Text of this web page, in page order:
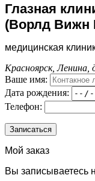
Глазная
(Ворлд Вижн
медицинская
Красноярск, Ленина,
Ваше имя:
Дата рождения:
Телефон:
Мой заказ
Вы записываетесь